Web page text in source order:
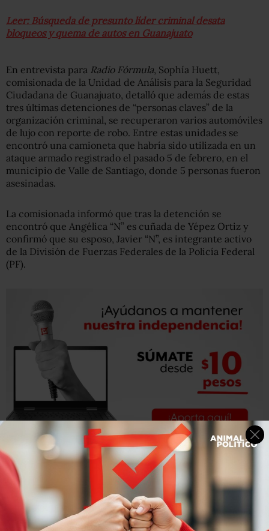
Leer: Búsqueda de presunto líder criminal desata
bloqueos y quema de autos en Guanajuato
En entrevista para Radio Fórmula, Sophía Huett,
comisionada de la Unidad de Análisis para la Seguridad
Ciudadana de Guanajuato, detalló que además de estas
tres últimas detenciones de “personas claves” de la
organización criminal, se recuperaron varios automóviles
de lujo con reporte de robo. Entre estas unidades se
encontró una camioneta que habría sido utilizada en un
ataque armado registrado el pasado 5 de febrero, en el
municipio de Valle de Santiago, donde 5 personas fueron
asesinadas.
La comisionada informó que tras la detención se
encontró que Angélica “N” es cuñada de Yépez Ortiz y
confirmó que su esposo, Javier “N”, es integrante activo
de la División de Fuerzas Federales de la Policía Federal
(PF).
Sobre el operativo efectuado desde el pasado lunes en la
comunidad de Santa Rosa de Lima y alrededores
comentó que han encontrado diversos sistemas
utilizados por los mismos habitantes, para mantener el
control territorial de la zona, entre estos esquemas,